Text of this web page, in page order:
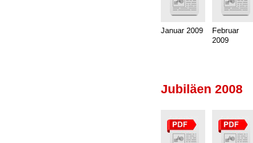
Januar 2009
Februar
2009
Jubiläen 2008